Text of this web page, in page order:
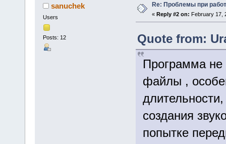
sanuchek
Users
Posts: 12
Re: Проблемы при
« Reply #2 on: February 17,
Quote from:
Программа не
файлы ,
создания
попытке